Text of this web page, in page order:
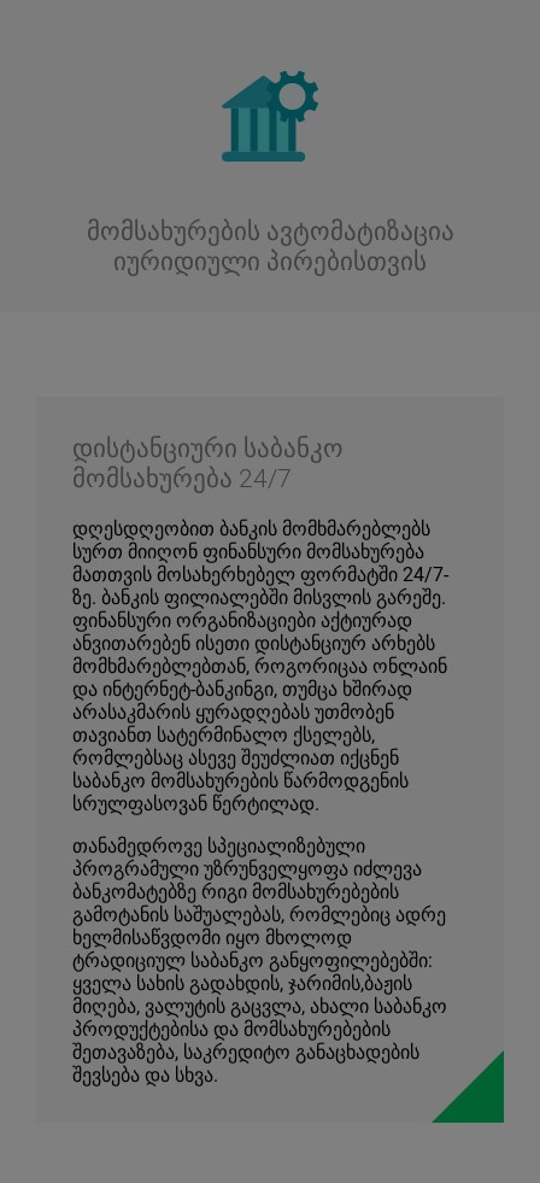
მომსახურების ავტომატიზაცია
იურიდიული პირებისთვის
დისტანციური საბანკო
მომსახურება 24/7
დღესდღეობით ბანკის მომხმარებლებს
სურთ მიიღონ ფინანსური მომსახურება
მათთვის მოსახერხებელ ფორმატში 24/7-
ზე. ბანკის ფილიალებში მისვლის გარეშე.
ფინანსური ორგანიზაციები აქტიურად
ანვითარებენ ისეთი დისტანციურ არხებს
მომხმარებლებთან, როგორიცაა ონლაინ
და ინტერნეტ-ბანკინგი, თუმცა ხშირად
არასაკმარის ყურადღებას უთმობენ
თავიანთ სატერმინალო ქსელებს,
რომლებსაც ასევე შეუძლიათ იქცნენ
საბანკო მომსახურების წარმოდგენის
სრულფასოვან წერტილად.
თანამედროვე სპეციალიზებული
პროგრამული უზრუნველყოფა იძლევა
ბანკომატებზე რიგი მომსახურებების
გამოტანის საშუალებას, რომლებიც ადრე
ხელმისაწვდომი იყო მხოლოდ
ტრადიციულ საბანკო განყოფილებებში:
ყველა სახის გადახდის, ჯარიმის,ბაჟის
მიღება, ვალუტის გაცვლა, ახალი საბანკო
პროდუქტებისა და მომსახურებების
შეთავაზება, საკრედიტო განაცხადების
შევსება და სხვა.